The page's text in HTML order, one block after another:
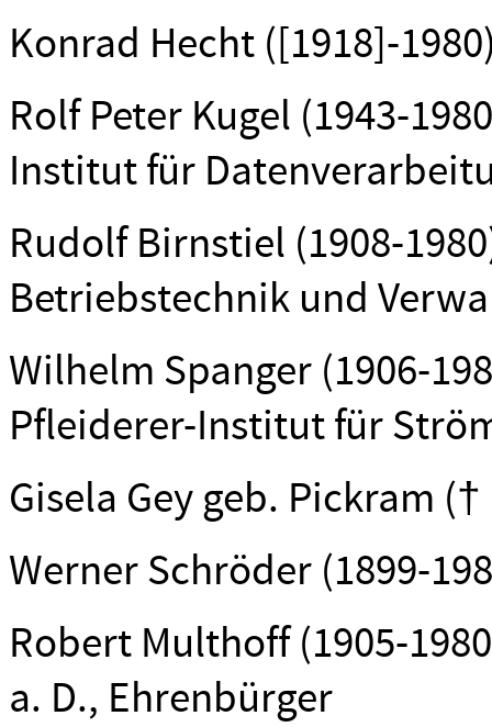
Konrad Hecht ([1918]-
Rolf Peter Kugel (1943-
Institut für
Rudolf Birnstiel (1908-
Betriebstechnik und
Wilhelm Spanger (1906-
Pfleiderer-Institut für
Gisela Gey geb. Pickram
Werner Schröder (1899-
Robert Multhoff (1905-
a. D., Ehrenbürger